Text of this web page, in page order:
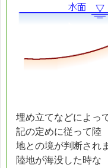
埋め立てなどによっ
記の定めに従って陸
地との境が判断され
陸地が海没した時な